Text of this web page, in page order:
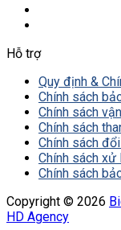
Hỗ trợ
Quy định &
Chính sách
Chính sách
Chính sách
Chính sách
Chính sách xử
Chính sách
Copyright © 2026
HD Agency